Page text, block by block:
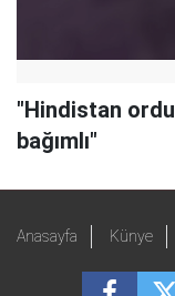
"Hindistan
bağımlı"
Anasayfa Künye